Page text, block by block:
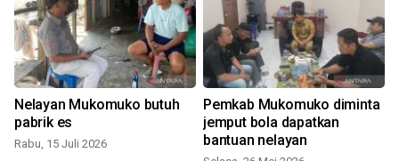
Nelayan Mukomuko butuh
pabrik es
Rabu, 15 Juli 2026
Pemkab Mukomuko diminta
jemput bola dapatkan
bantuan nelayan